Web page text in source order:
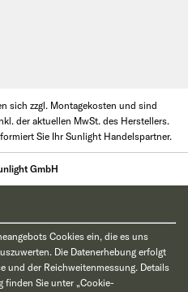
sich zzgl. Montagekosten und sind
der aktuellen MwSt. des Herstellers.
Sie Ihr Sunlight Handelspartner.
GmbH
Cookies ein, die es uns
Die Datenerhebung erfolgt
und der Reichweitenmessung. Details
finden Sie unter „Cookie-